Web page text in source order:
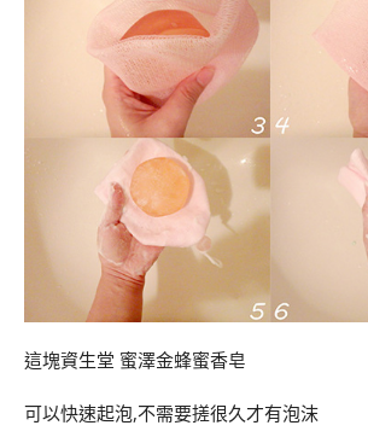
這塊資生堂 蜜澤金蜂蜜香皂
可以快速起泡,不需要搓很久才有泡沫